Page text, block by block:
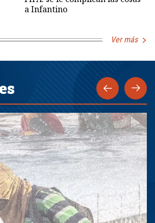
a Infantino
Ver más